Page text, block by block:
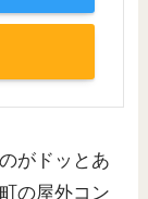
がドッとあ
の屋外コン